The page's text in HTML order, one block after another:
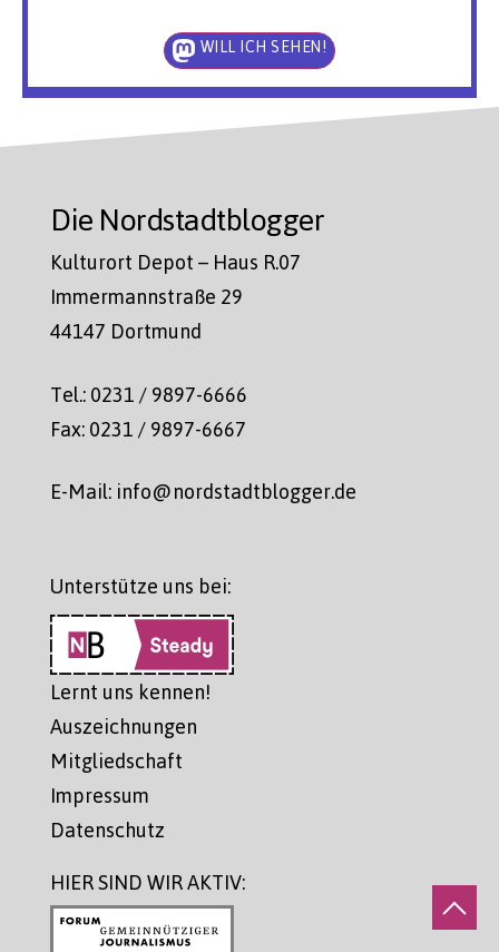
WILL ICH SEHEN!
Die Nordstadtblogger
Kulturort Depot – Haus R.07
Immermannstraße 29
44147 Dortmund
Tel.: 0231 / 9897-6666
Fax: 0231 / 9897-6667
E-Mail: info@nordstadtblogger.de
Unterstütze uns bei:
Lernt uns kennen!
Auszeichnungen
Mitgliedschaft
Impressum
Datenschutz
HIER SIND WIR AKTIV: